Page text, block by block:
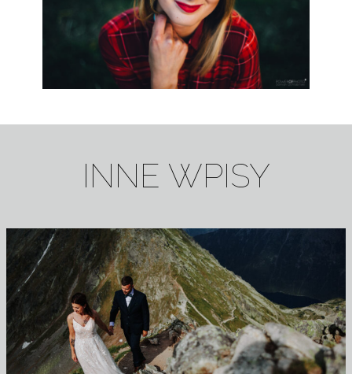
INNE WPISY